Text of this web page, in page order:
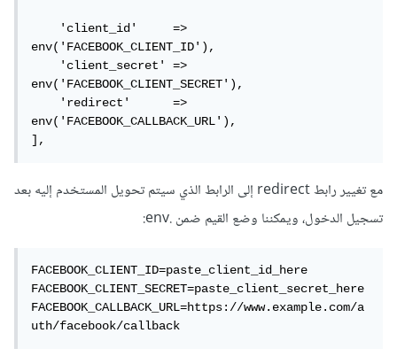
    'client_id'     =>
env('FACEBOOK_CLIENT_ID'),
    'client_secret' =>
env('FACEBOOK_CLIENT_SECRET'),
    'redirect'      =>
env('FACEBOOK_CALLBACK_URL'),
],
مع تغيير رابط redirect إلى الرابط الذي سيتم تحويل المستخدم إليه بعد
تسجيل الدخول، ويمكننا وضع القيم ضمن .env:
FACEBOOK_CLIENT_ID=paste_client_id_here
FACEBOOK_CLIENT_SECRET=paste_client_secret_here
FACEBOOK_CALLBACK_URL=https://www.example.com/a
uth/facebook/callback